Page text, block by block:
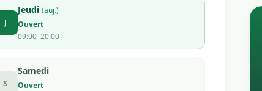
J
Jeudi (auj.)
Ouvert
09:00–20:00
S
Samedi
Ouvert